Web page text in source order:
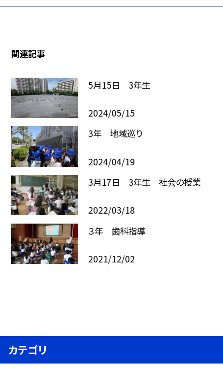
関連記事
5月15日 3年生
2024/05/15
3年 地域巡り
2024/04/19
3月17日 3年生 社会の授業
2022/03/18
３年 歯科指導
2021/12/02
カテゴリ